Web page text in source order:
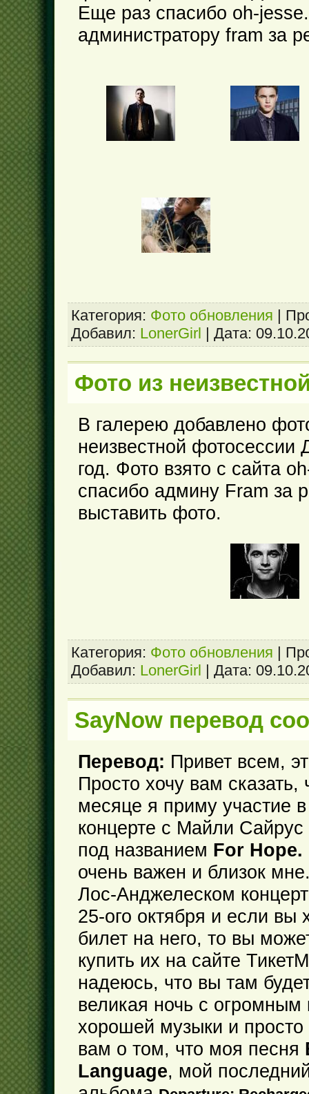
Еще раз спасибо oh-
администратору fram за
Категория: Фото обновления |
Добавил: LonerGirl | Дата:
Фото из
В галерею добавлено
неизвестной фотосессии
год. Фото взято с сайта
спасибо админу Fram за
выставить фото.
Категория: Фото обновления |
Добавил: LonerGirl | Дата:
SayNow перевод
Перевод: Привет всем,
Просто хочу вам сказать,
месяце я приму участие
концерте с Майли
под названием For Hope.
очень важен и близок
Лос-Анджелеском
25-ого октября и если вы
билет на него, то вы
купить их на сайте
надеюсь, что вы там
великая ночь с огромным
хорошей музыки и просто
вам о том, что моя песня
Language, мой